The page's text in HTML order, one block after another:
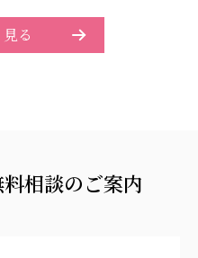
る
相談のご案内